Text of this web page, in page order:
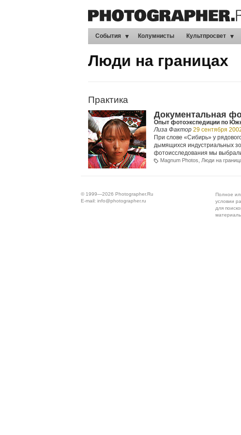
События Колумнисты Культпросвет
Люди на границах
Практика
Документальная
Опыт фотоэкспедиции по
Лиза Фактор 29 сентября
При слове «Сибирь» у
дымящихся индустриальных
фотоисследования мы
Magnum Photos Люди на
© 1999—2026 Photographer.Ru
E-mail: info@photographer.ru
Полное
условии
для